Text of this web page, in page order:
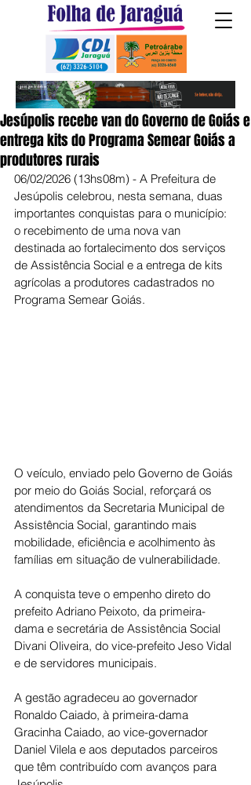
Jesúpolis recebe van do Governo de Goiás e
entrega kits do Programa Semear Goiás a
produtores rurais
06/02/2026 (13hs08m) - A Prefeitura de
Jesúpolis celebrou, nesta semana, duas
importantes conquistas para o município:
o recebimento de uma nova van
destinada ao fortalecimento dos serviços
de Assistência Social e a entrega de kits
agrícolas a produtores cadastrados no
Programa Semear Goiás.
O veículo, enviado pelo Governo de Goiás
por meio do Goiás Social, reforçará os
atendimentos da Secretaria Municipal de
Assistência Social, garantindo mais
mobilidade, eficiência e acolhimento às
famílias em situação de vulnerabilidade.
A conquista teve o empenho direto do
prefeito Adriano Peixoto, da primeira-
dama e secretária de Assistência Social
Divani Oliveira, do vice-prefeito Jeso Vidal
e de servidores municipais.
A gestão agradeceu ao governador
Ronaldo Caiado, à primeira-dama
Gracinha Caiado, ao vice-governador
Daniel Vilela e aos deputados parceiros
que têm contribuído com avanços para